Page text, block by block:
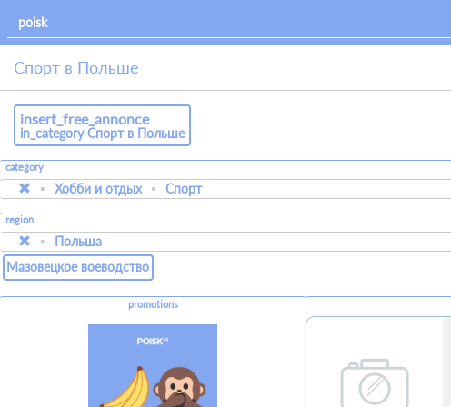
Спорт в Польше
insert_free_annonce
in_category Спорт в Польше
category
Хобби и отдых Спорт
region
Польша
Мазовецкое воеводство
promotions